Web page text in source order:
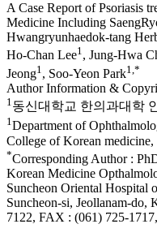
A Case Report of Psoriasis
Medicine Including
Hwangryunhaedok-tang
Ho-Chan Lee1, Jung-Hwa
Jeong1 , Soo-Yeon Park1 *
Author Information &
1 동신대학교 한의과대학
1Department of
College of Korean
*Corresponding Author :
Korean Medicine
Suncheon Oriental Hospital
Suncheon-si, Jeollanam-do,
7122, FAX : (061) 725-